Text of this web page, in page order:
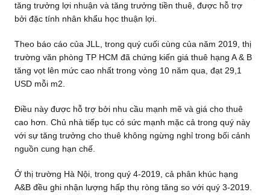
tăng trưởng lợi nhuận và tăng trưởng tiền thuê, được hỗ trợ
bởi đặc tính nhân khẩu học thuận lợi.
Theo báo cáo của JLL, trong quý cuối cùng của năm 2019, thị
trường văn phòng TP HCM đã chứng kiến giá thuê hạng A & B
tăng vọt lên mức cao nhất trong vòng 10 năm qua, đạt 29,1
USD mỗi m2.
Điều này được hỗ trợ bởi nhu cầu mạnh mẽ và giá cho thuê
cao hơn. Chủ nhà tiếp tục có sức mạnh mặc cả trong quý này
với sự tăng trưởng cho thuê không ngừng nghỉ trong bối cảnh
nguồn cung hạn chế.
Ở thị trường Hà Nội, trong quý 4-2019, cả phân khúc hạng
A&B đều ghi nhận lượng hấp thụ ròng tăng so với quý 3-2019.